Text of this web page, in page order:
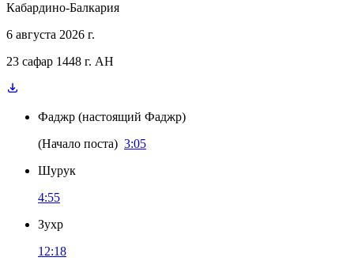
Кабардино-Балкария
6 августа 2026 г.
23 сафар 1448 г. AH
Фаджр (настоящий Фаджр)
(Начало поста) 3:05
Шурук
4:55
Зухр
12:18